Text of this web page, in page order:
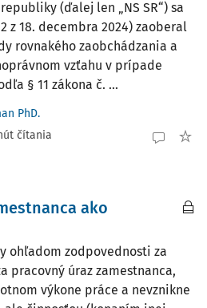
(ďalej len „NS SR“) sa
z 18. decembra 2024) zaoberal
rovnakého zaobchádzania a
vzťahu v prípade
§ 11 zákona č. ...
PhD.
čítania
ako
ohľadom zodpovednosti za
pracovný úraz zamestnanca,
výkone práce a nevznikne